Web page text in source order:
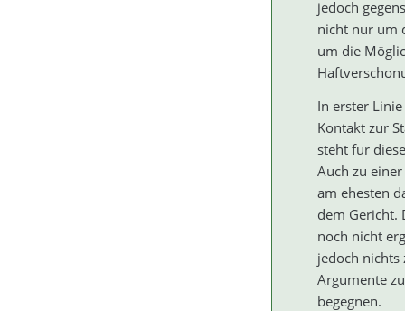
jedoch
nicht nur um
um die
In erster
Kontakt zur
steht für
Auch zu
am ehesten
dem Gericht.
noch nicht
jedoch nichts
Argumente
begegnen.